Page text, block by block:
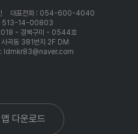
대표전화 : 054-600-4040
: 513-14-00803
- 경북구미 - 0544호
사곡동 381번지 2F DM
) : ldmkr83@naver.com
다운로드